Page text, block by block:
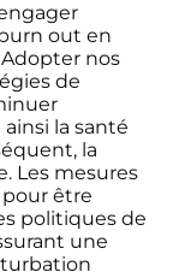
out en
Adopter nos
de
la santé
la
Les mesures
être
politiques de
une